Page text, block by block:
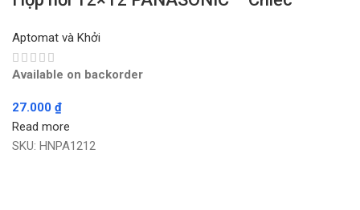
Aptomat và Khởi
Available on backorder
27.000 ₫
Read more
SKU: HNPA1212